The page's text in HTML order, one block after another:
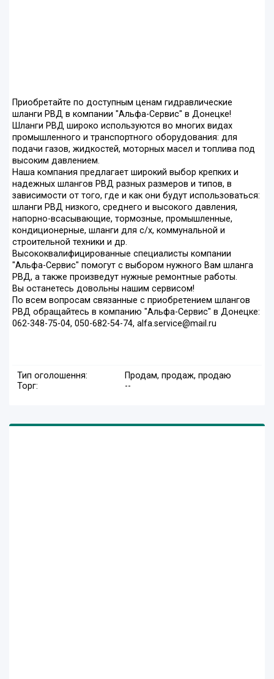
Приобретайте по доступным ценам гидравлические
шланги РВД в компании "Альфа-Сервис" в Донецке!
Шланги РВД широко используются во многих видах
промышленного и транспортного оборудования: для
подачи газов, жидкостей, моторных масел и топлива под
высоким давлением.
Наша компания предлагает широкий выбор крепких и
надежных шлангов РВД разных размеров и типов, в
зависимости от того, где и как они будут использоваться:
шланги РВД низкого, среднего и высокого давления,
напорно-всасывающие, тормозные, промышленные,
кондиционерные, шланги для с/х, коммунальной и
строительной техники и др.
Высококвалифицированные специалисты компании
"Альфа-Сервис" помогут с выбором нужного Вам шланга
РВД, а также произведут нужные ремонтные работы.
Вы останетесь довольны нашим сервисом!
По всем вопросам связанные с приобретением шлангов
РВД обращайтесь в компанию "Альфа-Сервис" в Донецке:
062-348-75-04, 050-682-54-74, alfa.service@mail.ru
Тип оголошення:
Продам, продаж, продаю
Торг:
--